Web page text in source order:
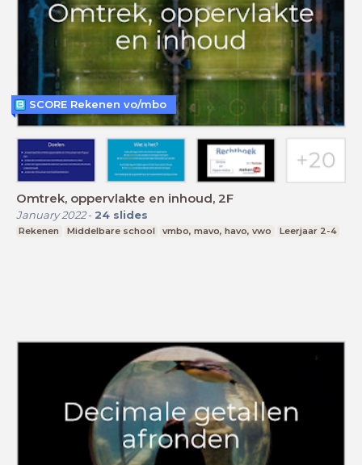
Omtrek, oppervlakte en inhoud, 2F
January 2022- 24 slides
Rekenen Middelbare school vmbo, mavo, havo, vwo Leerjaar 2-4
SCORE Rekenen vo/mbo